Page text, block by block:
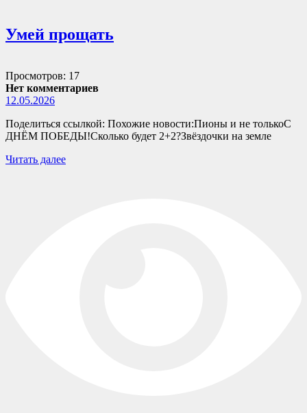
Умей прощать
Просмотров: 17
Нет комментариев
12.05.2026
Поделиться ссылкой: Похожие новости:Пионы и не толькоС
ДНЁМ ПОБЕДЫ!Сколько будет 2+2?Звёздочки на земле
Читать далее